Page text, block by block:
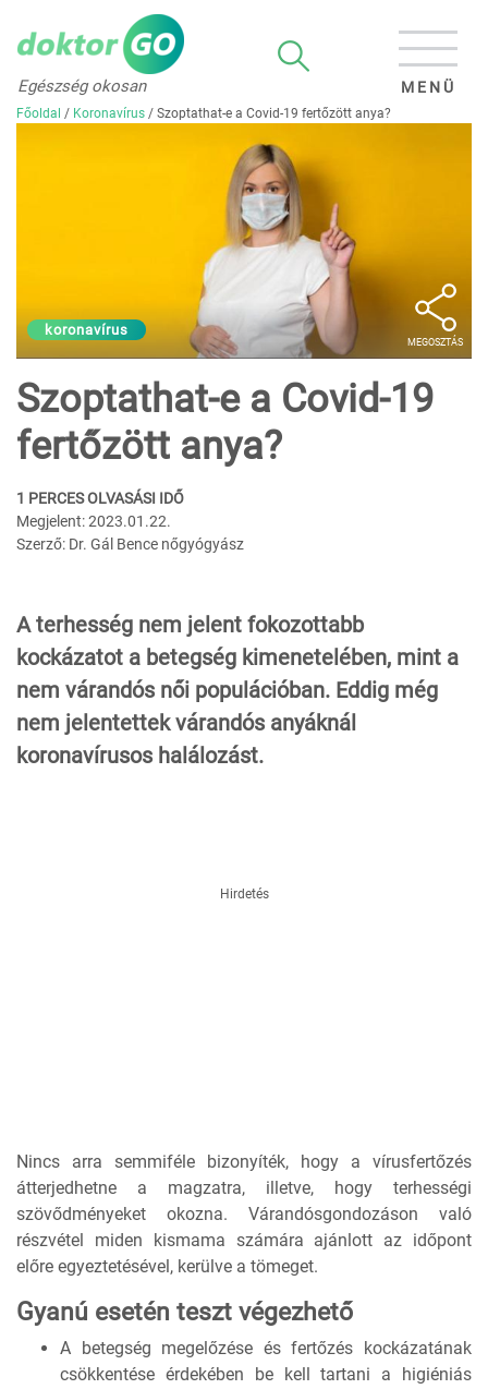
Egészség okosan MENÜ
Főoldal / Koronavírus / Szoptathat-e a Covid-19 fertőzött anya?
koronavírus
MEGOSZTÁS
Szoptathat-e a Covid-19
fertőzött anya?
1 PERCES OLVASÁSI IDŐ
Megjelent: 2023.01.22.
Szerző: Dr. Gál Bence nőgyógyász
A terhesség nem jelent fokozottabb
kockázatot a betegség kimenetelében, mint a
nem várandós női populációban. Eddig még
nem jelentettek várandós anyáknál
koronavírusos halálozást.
Hirdetés
Nincs arra semmiféle bizonyíték, hogy a vírusfertőzés
átterjedhetne a magzatra, illetve, hogy terhességi
szövődményeket okozna. Várandósgondozáson való
részvétel miden kismama számára ajánlott az időpont
előre egyeztetésével, kerülve a tömeget.
Gyanú esetén teszt végezhető
A betegség megelőzése és fertőzés kockázatának
csökkentése érdekében be kell tartani a higiéniás